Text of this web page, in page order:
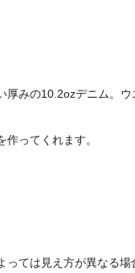
みの10.2ozデニム。
ってくれます。
ては見え方が異なる場